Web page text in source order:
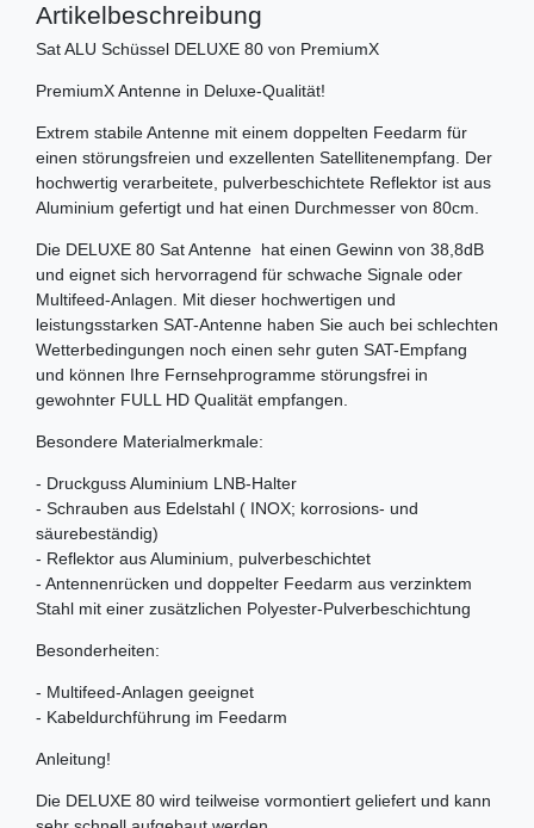
Artikelbeschreibung
Sat ALU Schüssel DELUXE 80 von PremiumX
PremiumX Antenne in Deluxe-Qualität!
Extrem stabile Antenne mit einem doppelten Feedarm für
einen störungsfreien und exzellenten Satellitenempfang. Der
hochwertig verarbeitete, pulverbeschichtete Reflektor ist aus
Aluminium gefertigt und hat einen Durchmesser von 80cm.
Die DELUXE 80 Sat Antenne hat einen Gewinn von 38,8dB
und eignet sich hervorragend für schwache Signale oder
Multifeed-Anlagen. Mit dieser hochwertigen und
leistungsstarken SAT-Antenne haben Sie auch bei schlechten
Wetterbedingungen noch einen sehr guten SAT-Empfang
und können Ihre Fernsehprogramme störungsfrei in
gewohnter FULL HD Qualität empfangen.
Besondere Materialmerkmale:
- Druckguss Aluminium LNB-Halter
- Schrauben aus Edelstahl ( INOX; korrosions- und
säurebeständig)
- Reflektor aus Aluminium, pulverbeschichtet
- Antennenrücken und doppelter Feedarm aus verzinktem
Stahl mit einer zusätzlichen Polyester-Pulverbeschichtung
Besonderheiten:
- Multifeed-Anlagen geeignet
- Kabeldurchführung im Feedarm
Anleitung!
Die DELUXE 80 wird teilweise vormontiert geliefert und kann